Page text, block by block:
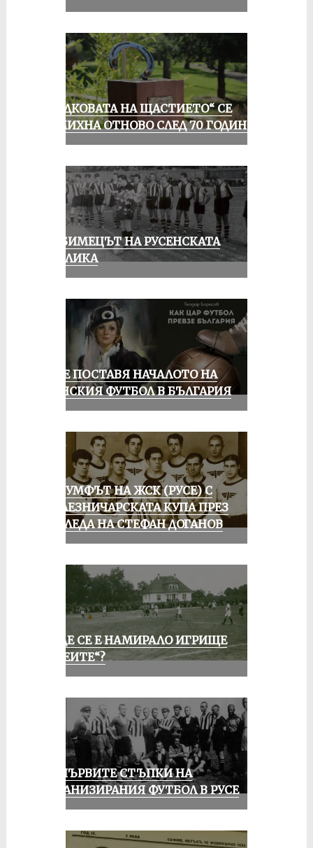
„ПОДКОВАТА НА ЩАСТИЕТО“ СЕ
УСМИХНА ОТНОВО СЛЕД 70 ГОДИНИ
ЛЮБИМЕЦЪТ НА РУСЕНСКАТА
ПУБЛИКА
РУСЕ ПОСТАВЯ НАЧАЛОТО НА
ЖЕНСКИЯ ФУТБОЛ В БЪЛГАРИЯ
ТРИУМФЪТ НА ЖСК (РУСЕ) С
ЖЕЛЕЗНИЧАРСКАТА КУПА ПРЕЗ
ПОГЛЕДА НА СТЕФАН ДОГАНОВ
КЪДЕ СЕ Е НАМИРАЛО ИГРИЩЕ
„АЛЕИТЕ“?
ЗА ПЪРВИТЕ СТЪПКИ НА
ОРГАНИЗИРАНИЯ ФУТБОЛ В РУСЕ